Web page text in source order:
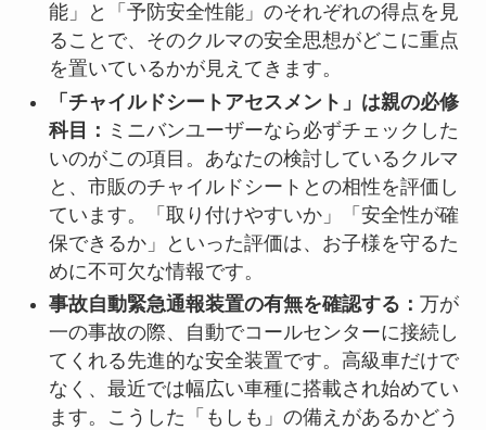
能」と「予防安全性能」のそれぞれの得点を見
ることで、そのクルマの安全思想がどこに重点
を置いているかが見えてきます。
「チャイルドシートアセスメント」は親の必修
科目： ミニバンユーザーなら必ずチェックした
いのがこの項目。あなたの検討しているクルマ
と、市販のチャイルドシートとの相性を評価し
ています。「取り付けやすいか」「安全性が確
保できるか」といった評価は、お子様を守るた
めに不可欠な情報です。
事故自動緊急通報装置の有無を確認する： 万が
一の事故の際、自動でコールセンターに接続し
てくれる先進的な安全装置です。高級車だけで
なく、最近では幅広い車種に搭載され始めてい
ます。こうした「もしも」の備えがあるかどう